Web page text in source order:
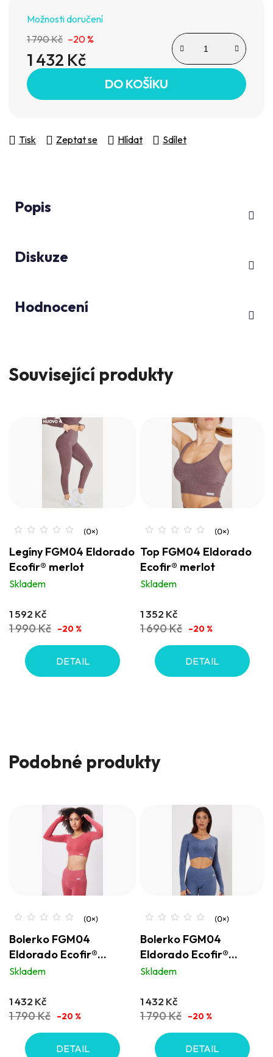
Možnosti doručení
1 790 Kč –20 %
1 432 Kč
Měrná cena: DO KOŠÍKU
Tisk Zeptat se Hlídat Sdílet
Popis
Diskuze
Hodnocení
Související produkty
Legíny FGM04 Eldorado
Ecofir® merlot
Skladem
1 592 Kč
1 990 Kč –20 %
DETAIL
Top FGM04 Eldorado
Ecofir® merlot
Skladem
1 352 Kč
1 690 Kč –20 %
DETAIL
Podobné produkty
Bolerko FGM04
Eldorado Ecofir®
červené
Skladem
1 432 Kč
1 790 Kč –20 %
DETAIL
Bolerko FGM04
Eldorado Ecofir®
modrý oceán
Skladem
1 432 Kč
1 790 Kč –20 %
DETAIL